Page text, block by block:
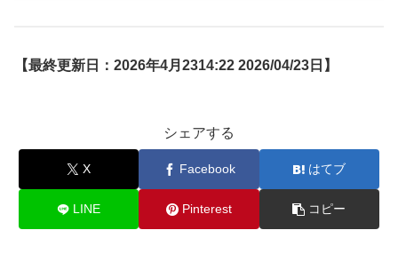
【最終更新日：2026年4月2314:22 2026/04/23日】
シェアする
X Facebook はてブ
LINE Pinterest コピー